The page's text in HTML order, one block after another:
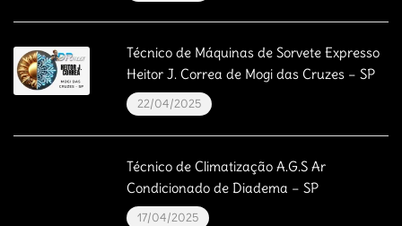
Técnico de Máquinas de Sorvete Expresso
Heitor J. Correa de Mogi das Cruzes – SP
22/04/2025
Técnico de Climatização A.G.S Ar
Condicionado de Diadema – SP
17/04/2025